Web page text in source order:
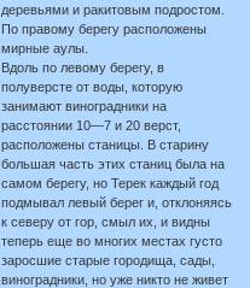
деревьями и ракитовым подростом.
По правому берегу расположены
мирные аулы.
Вдоль по левому берегу, в
полуверсте от воды, которую
занимают виноградники на
расстоянии 10—7 и 20 верст,
расположены станицы. В старину
большая часть этих станиц была на
самом берегу, но Терек каждый год
подмывал левый берег и, отклоняясь
к северу от гор, смыл их, и видны
теперь еще во многих местах густо
заросшие старые городища, сады,
виноградники, но уже никто не живет